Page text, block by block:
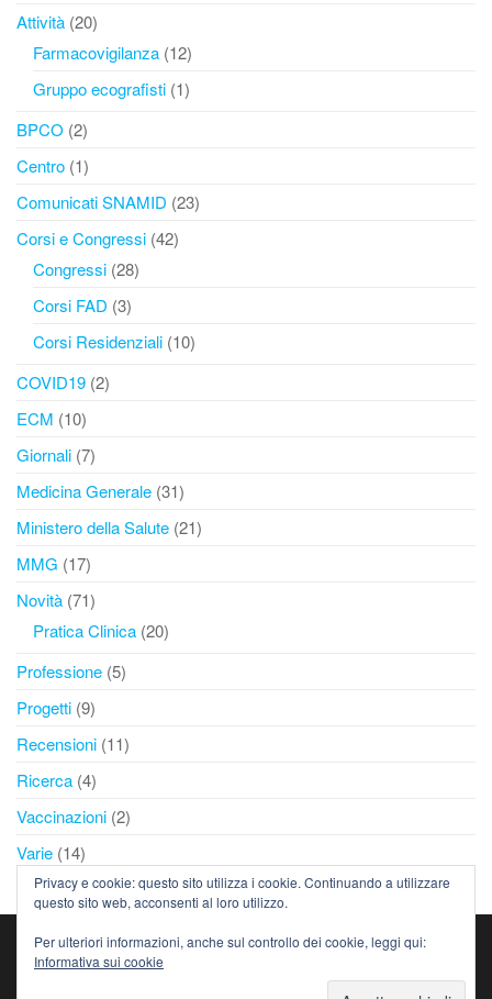
Attività (20)
Farmacovigilanza (12)
Gruppo ecografisti (1)
BPCO (2)
Centro (1)
Comunicati SNAMID (23)
Corsi e Congressi (42)
Congressi (28)
Corsi FAD (3)
Corsi Residenziali (10)
COVID19 (2)
ECM (10)
Giornali (7)
Medicina Generale (31)
Ministero della Salute (21)
MMG (17)
Novità (71)
Pratica Clinica (20)
Professione (5)
Progetti (9)
Recensioni (11)
Ricerca (4)
Vaccinazioni (2)
Varie (14)
2026Copyright©SNaMID-SocietàNazionaleMedica
Interdisciplinare Cure Primarie - C.F. 97037540156 - P.I.
Privacy e cookie: questo sito utilizza i cookie. Continuando a utilizzare
questo sito web, acconsenti al loro utilizzo.
Per ulteriori informazioni, anche sul controllo dei cookie, leggi qui:
Informativa sui cookie